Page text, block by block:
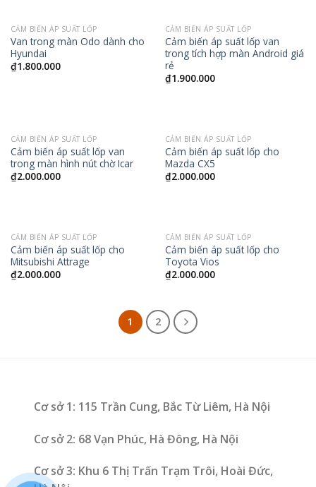
CẢM BIẾN ÁP SUẤT LỐP
Van trong màn Odo dành cho
Hyundai
₫1.800.000
CẢM BIẾN ÁP SUẤT LỐP
Cảm biến áp suất lốp van
trong tích hợp màn Android giá
rẻ
₫1.900.000
CẢM BIẾN ÁP SUẤT LỐP
Cảm biến áp suất lốp van
trong màn hình nút chờ Icar
₫2.000.000
CẢM BIẾN ÁP SUẤT LỐP
Cảm biến áp suất lốp cho
Mazda CX5
₫2.000.000
CẢM BIẾN ÁP SUẤT LỐP
Cảm biến áp suất lốp cho
Mitsubishi Attrage
₫2.000.000
CẢM BIẾN ÁP SUẤT LỐP
Cảm biến áp suất lốp cho
Toyota Vios
₫2.000.000
1 2
Cơ sở 1: 115 Trần Cung, Bắc Từ Liêm, Hà Nội
Cơ sở 2: 68 Vạn Phúc, Hà Đông, Hà Nội
Cơ sở 3: Khu 6 Thị Trấn Trạm Trôi, Hoài Đức,